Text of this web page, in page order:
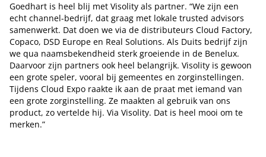
Goedhart is heel blij met Visolity als partner. “We zijn een
echt channel-bedrijf, dat graag met lokale trusted advisors
samenwerkt. Dat doen we via de distributeurs Cloud Factory,
Copaco, DSD Europe en Real Solutions. Als Duits bedrijf zijn
we qua naamsbekendheid sterk groeiende in de Benelux.
Daarvoor zijn partners ook heel belangrijk. Visolity is gewoon
een grote speler, vooral bij gemeentes en zorginstellingen.
Tijdens Cloud Expo raakte ik aan de praat met iemand van
een grote zorginstelling. Ze maakten al gebruik van ons
product, zo vertelde hij. Via Visolity. Dat is heel mooi om te
merken.”